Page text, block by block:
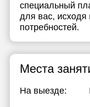
специальный
для вас, исходя
потребностей.
Места
На выезде: